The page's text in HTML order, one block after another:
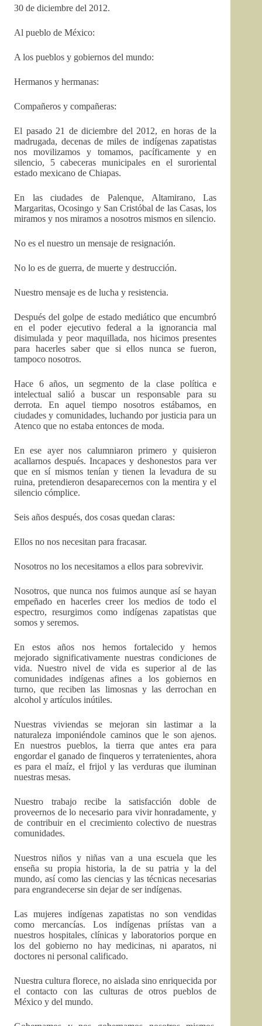
30 de diciembre del 2012.
Al pueblo de México:
A los pueblos y gobiernos del mundo:
Hermanos y hermanas:
Compañeros y compañeras:
El pasado 21 de diciembre del 2012, en horas de la
madrugada, decenas de miles de indígenas zapatistas
nos movilizamos y tomamos, pacíficamente y en
silencio, 5 cabeceras municipales en el suroriental
estado mexicano de Chiapas.
En las ciudades de Palenque, Altamirano, Las
Margaritas, Ocosingo y San Cristóbal de las Casas, los
miramos y nos miramos a nosotros mismos en silencio.
No es el nuestro un mensaje de resignación.
No lo es de guerra, de muerte y destrucción.
Nuestro mensaje es de lucha y resistencia.
Después del golpe de estado mediático que encumbró
en el poder ejecutivo federal a la ignorancia mal
disimulada y peor maquillada, nos hicimos presentes
para hacerles saber que si ellos nunca se fueron,
tampoco nosotros.
Hace 6 años, un segmento de la clase política e
intelectual salió a buscar un responsable para su
derrota. En aquel tiempo nosotros estábamos, en
ciudades y comunidades, luchando por justicia para un
Atenco que no estaba entonces de moda.
En ese ayer nos calumniaron primero y quisieron
acallarnos después. Incapaces y deshonestos para ver
que en sí mismos tenían y tienen la levadura de su
ruina, pretendieron desaparecernos con la mentira y el
silencio cómplice.
Seis años después, dos cosas quedan claras:
Ellos no nos necesitan para fracasar.
Nosotros no los necesitamos a ellos para sobrevivir.
Nosotros, que nunca nos fuimos aunque así se hayan
empeñado en hacerles creer los medios de todo el
espectro, resurgimos como indígenas zapatistas que
somos y seremos.
En estos años nos hemos fortalecido y hemos
mejorado significativamente nuestras condiciones de
vida. Nuestro nivel de vida es superior al de las
comunidades indígenas afines a los gobiernos en
turno, que reciben las limosnas y las derrochan en
alcohol y artículos inútiles.
Nuestras viviendas se mejoran sin lastimar a la
naturaleza imponiéndole caminos que le son ajenos.
En nuestros pueblos, la tierra que antes era para
engordar el ganado de finqueros y terratenientes, ahora
es para el maíz, el frijol y las verduras que iluminan
nuestras mesas.
Nuestro trabajo recibe la satisfacción doble de
proveernos de lo necesario para vivir honradamente, y
de contribuir en el crecimiento colectivo de nuestras
comunidades.
Nuestros niños y niñas van a una escuela que les
enseña su propia historia, la de su patria y la del
mundo, así como las ciencias y las técnicas necesarias
para engrandecerse sin dejar de ser indígenas.
Las mujeres indígenas zapatistas no son vendidas
como mercancías. Los indígenas priístas van a
nuestros hospitales, clínicas y laboratorios porque en
los del gobierno no hay medicinas, ni aparatos, ni
doctores ni personal calificado.
Nuestra cultura florece, no aislada sino enriquecida por
el contacto con las culturas de otros pueblos de
México y del mundo.